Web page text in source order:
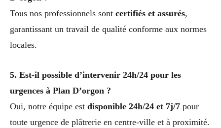
Tous nos professionnels sont certifiés et assurés,
garantissant un travail de qualité conforme aux normes
locales.
5. Est-il possible d’intervenir 24h/24 pour les
urgences à Plan D’orgon ?
Oui, notre équipe est disponible 24h/24 et 7j/7 pour
toute urgence de plâtrerie en centre-ville et à proximité.